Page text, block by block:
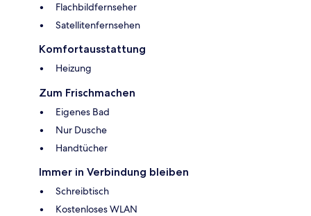
Flachbildfernseher
Satellitenfernsehen
Komfortausstattung
Heizung
Zum Frischmachen
Eigenes Bad
Nur Dusche
Handtücher
Immer in Verbindung bleiben
Schreibtisch
Kostenloses WLAN